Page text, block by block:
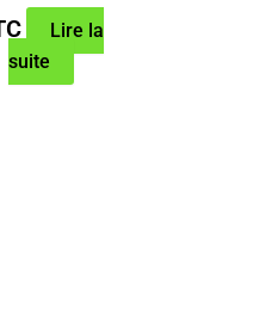
initial
prix
actuel
Lire la
suite